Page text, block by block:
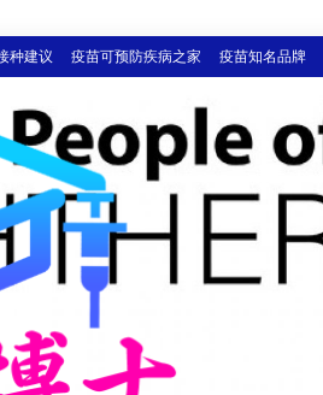
种建议 疫苗可预防疾病之家 疫苗知名品牌